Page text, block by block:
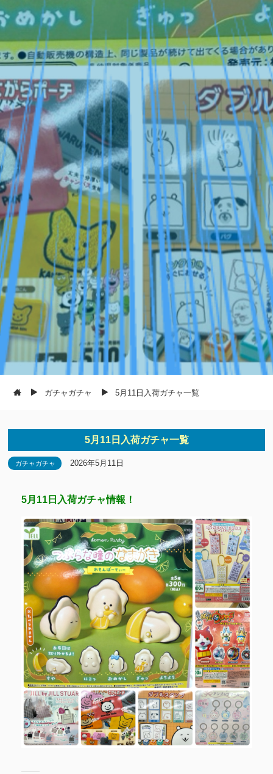
ガチャガチャ 5月11日入荷ガチャ一覧
5月11日入荷ガチャ一覧
ガチャガチャ 2026年5月11日
5月11日入荷ガチャ情報！